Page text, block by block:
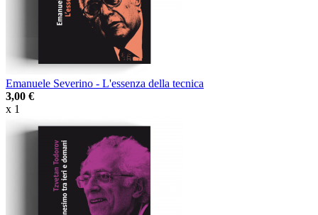
Emanuele Severino - L'essenza della tecnica
3,00 €
x 1